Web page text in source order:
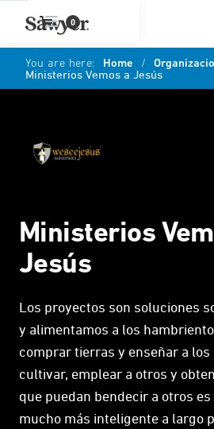
0
You are here: Home /
Ministerios Vemos a Jesús
Ministerios
Jesús
Los proyectos son soluciones
y alimentamos a los
comprar tierras y enseñar a los
cultivar, emplear a otros y
que puedan bendecir a otros
mucho más inteligente a largo